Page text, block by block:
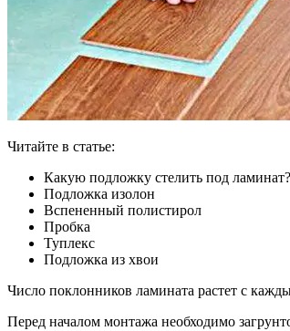
Читайте в статье:
Какую подложку стелить под ламинат?
Подложка изолон
Вспененный полистирол
Пробка
Туплекс
Подложка из хвои
Число поклонников ламината растет с
Перед началом монтажа необходимо